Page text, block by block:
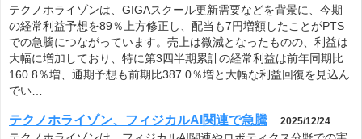
テクノホライゾンは、GIGAスクール更新需要などを背景に、今期
の経常利益予想を89％上方修正し、配当も7円増額したことがPTS
での急騰につながっています。売上は微減となったものの、利益は
大幅に増加しており、特に第3四半期累計の経常利益は前年同期比
160.8％増、通期予想も前期比387.0％増と大幅な利益回復を見込ん
でい…
テクノホライゾン、フィジカルAI関連で急騰 2025/12/24